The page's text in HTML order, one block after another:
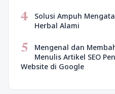
4
Solusi Ampuh
Herbal Alami
5
Mengenal dan
Menulis Artikel SEO
Website di Google